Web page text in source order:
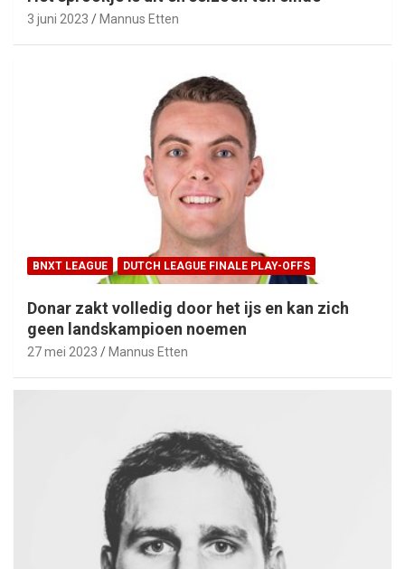
3 juni 2023 Mannus Etten
BNXT LEAGUE DUTCH LEAGUE FINALE PLAY-OFFS
Donar zakt volledig door het ijs en kan zich
geen landskampioen noemen
27 mei 2023 Mannus Etten